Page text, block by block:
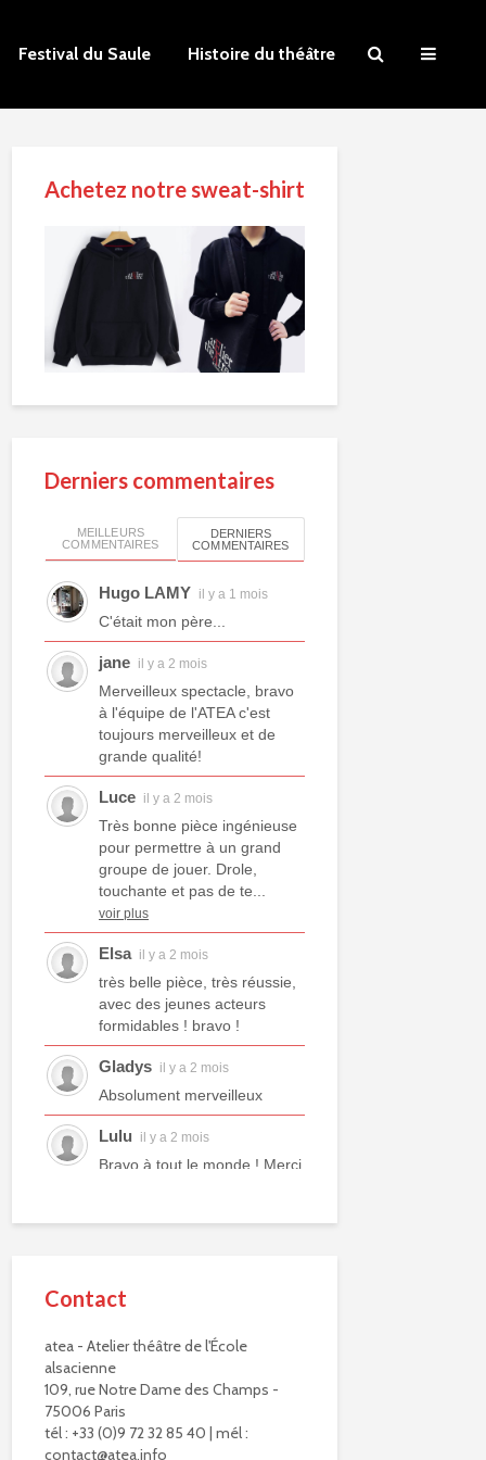
Festival du Saule Histoire du théâtre
Achetez notre sweat-shirt
Derniers commentaires
MEILLEURS
COMMENTAIRES
DERNIERS
COMMENTAIRES
Hugo LAMY il y a 1 mois
C'était mon père...
jane il y a 2 mois
Merveilleux spectacle, bravo
à l'équipe de l'ATEA c'est
toujours merveilleux et de
grande qualité!
Luce il y a 2 mois
Très bonne pièce ingénieuse
pour permettre à un grand
groupe de jouer. Drole,
touchante et pas de te...
voir plus
Elsa il y a 2 mois
très belle pièce, très réussie,
avec des jeunes acteurs
formidables ! bravo !
Gladys il y a 2 mois
Absolument merveilleux
Lulu il y a 2 mois
Bravo à tout le monde ! Merci
Murielle R.
Bravo à eux. Bravo à vous !
Virginie Delisle
Bravo à toute l'équipe de
L'ATEA.
Un choix exigeant.
Contact
atea - Atelier théâtre de l'École
alsacienne
109, rue Notre Dame des Champs -
75006 Paris
tél : +33 (0)9 72 32 85 40 | mél :
contact@atea.info